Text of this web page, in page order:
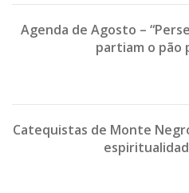
Agenda de Agosto –
partiam o pão
Catequistas de Monte